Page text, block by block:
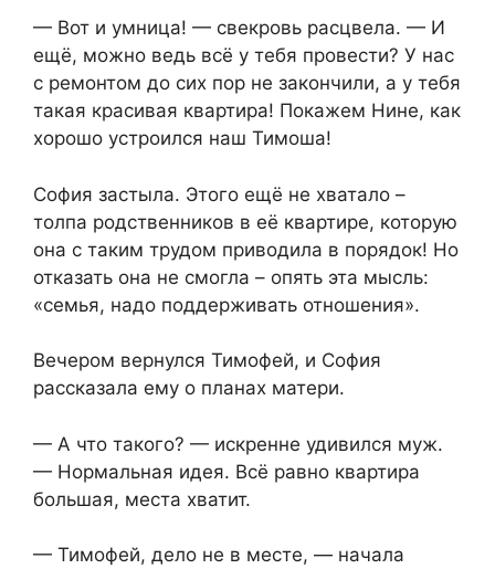
— Вот и умница! — свекровь расцвела. — И
ещё, можно ведь всё у тебя провести? У нас
с ремонтом до сих пор не закончили, а у тебя
такая красивая квартира! Покажем Нине, как
хорошо устроился наш Тимоша!
София застыла. Этого ещё не хватало –
толпа родственников в её квартире, которую
она с таким трудом приводила в порядок! Но
отказать она не смогла – опять эта мысль:
«семья, надо поддерживать отношения».
Вечером вернулся Тимофей, и София
рассказала ему о планах матери.
— А что такого? — искренне удивился муж.
— Нормальная идея. Всё равно квартира
большая, места хватит.
— Тимофей, дело не в месте, — начала